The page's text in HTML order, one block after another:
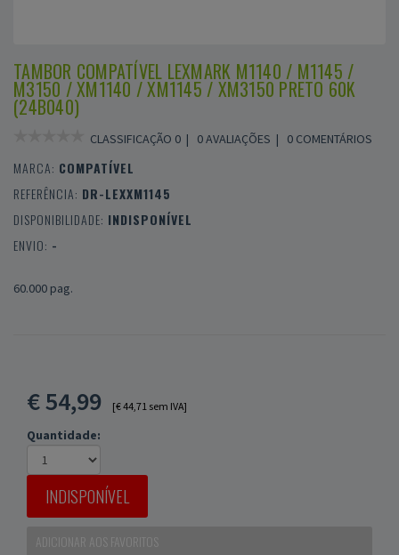
TAMBOR COMPATÍVEL LEXMARK M1140 / M1145 /
M3150 / XM1140 / XM1145 / XM3150 PRETO 60K
(24B040)
CLASSIFICAÇÃO 0 | 0 AVALIAÇÕES | 0 COMENTÁRIOS
MARCA: COMPATÍVEL
REFERÊNCIA: DR-LEXXM1145
DISPONIBILIDADE: INDISPONÍVEL
ENVIO: -
60.000 pag.
€54,99 [€ 44,71 sem IVA]
Quantidade:
INDISPONÍVEL
ADICIONAR AOS FAVORITOS